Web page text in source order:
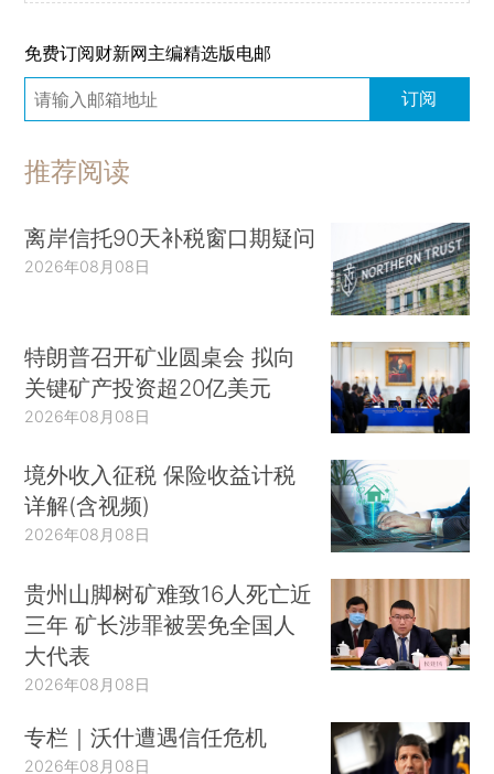
免费订阅财新网主编精选版电邮
订阅
推荐阅读
离岸信托90天补税窗口期疑问
2026年08月08日
特朗普召开矿业圆桌会 拟向
关键矿产投资超20亿美元
2026年08月08日
境外收入征税 保险收益计税
详解(含视频)
2026年08月08日
贵州山脚树矿难致16人死亡近
三年 矿长涉罪被罢免全国人
大代表
2026年08月08日
专栏｜沃什遭遇信任危机
2026年08月08日